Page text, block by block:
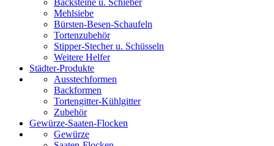
Backsteine u. Schieber
Mehlsiebe
Bürsten-Besen-Schaufeln
Tortenzubehör
Stipper-Stecher u. Schüsseln
Weitere Helfer
Städter-Produkte
Ausstechformen
Backformen
Tortengitter-Kühlgitter
Zubehör
Gewürze-Saaten-Flocken
Gewürze